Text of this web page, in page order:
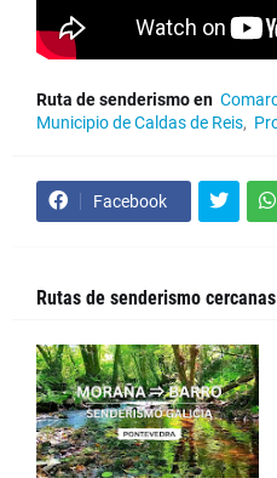
Ruta de senderismo en
Municipio de Caldas de Reis
Facebook
Rutas de senderismo cercanas